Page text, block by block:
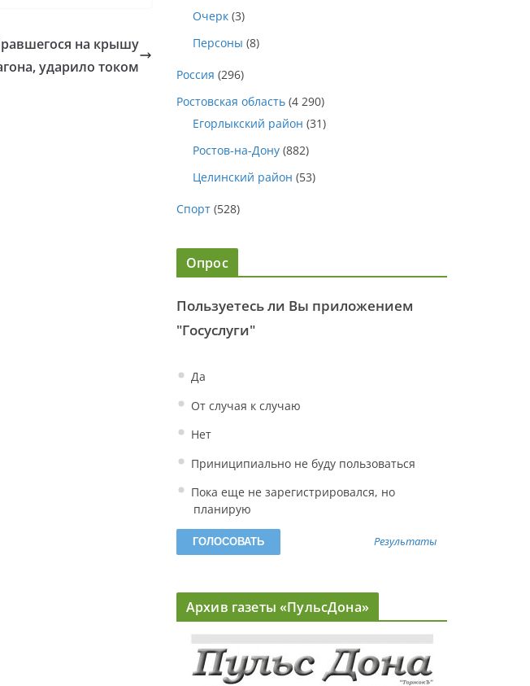
на крышу
ударило током
Очерк (3)
Персоны (8)
Россия (296)
Ростовская область (4 290)
Егорлыкский район (31)
Ростов-на-Дону (882)
Целинский район (53)
Спорт (528)
Опрос
Пользуетесь ли Вы приложением
"Госуслуги"
Да
От случая к случаю
Нет
Приниципиально не буду пользоваться
Пока еще не зарегистрировался, но
планирую
Результаты
Архив газеты «ПульсДона»